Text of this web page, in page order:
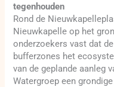
tegenhouden
Rond de
Nieuwkapelle op het
onderzoekers vast dat
bufferzones het
van de geplande aanleg
Watergroep een